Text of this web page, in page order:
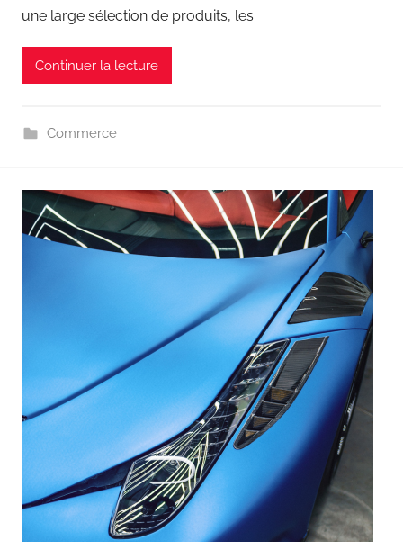
une large sélection de produits, les
Continuer la lecture
Commerce